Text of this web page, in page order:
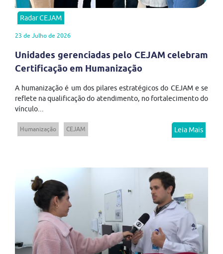
Radar CEJAM
23 de Julho de 2026
Unidades gerenciadas pelo CEJAM celebram
Certificação em Humanização
A humanização é um dos pilares estratégicos do CEJAM e se
reflete na qualificação do atendimento, no fortalecimento do
vínculo...
Humanização CEJAM Leia Mais